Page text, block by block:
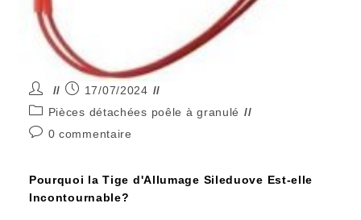
17/07/2024
Pièces détachées poêle à granulé
0 commentaire
Pourquoi la Tige d'Allumage Sileduove Est-elle
Incontournable?